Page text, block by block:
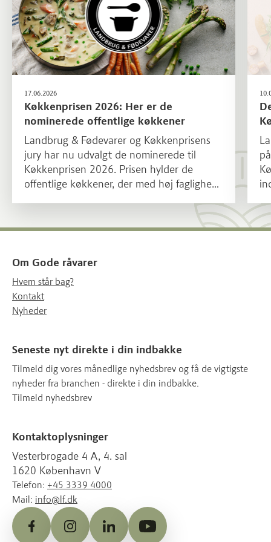
17.06.2026
Køkkenprisen 2026: Her er de
nominerede offentlige køkkener
Landbrug & Fødevarer og Køkkenprisens
jury har nu udvalgt de nominerede til
Køkkenprisen 2026. Prisen hylder de
offentlige køkkener, der med høj faglighed,
omtanke for både råvarer og mennesker.
Om Gode råvarer
Hvem står bag?
Kontakt
Nyheder
Seneste nyt direkte i din indbakke
Tilmeld dig vores månedlige nyhedsbrev og få de vigtigste
nyheder fra branchen - direkte i din indbakke.
Tilmeld nyhedsbrev
Kontaktoplysninger
Vesterbrogade 4 A, 4. sal
1620 København V
Telefon: +45 3339 4000
Mail: info@lf.dk
FacebookInstagramLinkedIn YouTube